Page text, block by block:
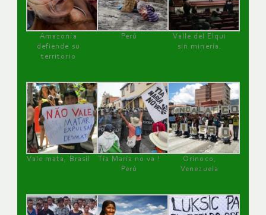
Amazonía
defiende su
territorio
Perú
Valle del Elqui
sin minería.
Vale mata, Brasil
Tía María no va !
Perú
Orinoco,
Venezuela